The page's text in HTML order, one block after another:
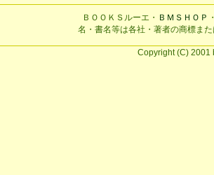
ＢＯＯＫＳルーエ・ ＢＭＳＨＯＰ
名・書名等は各社・著者の商標ま
Copyright (C) 2001